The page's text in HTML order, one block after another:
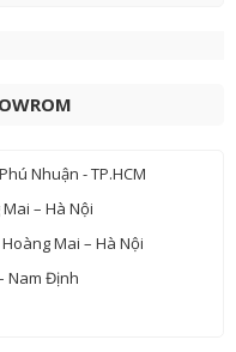
Nhuận - TP.HCM
– Hà Nội
Mai – Hà Nội
Nam Định